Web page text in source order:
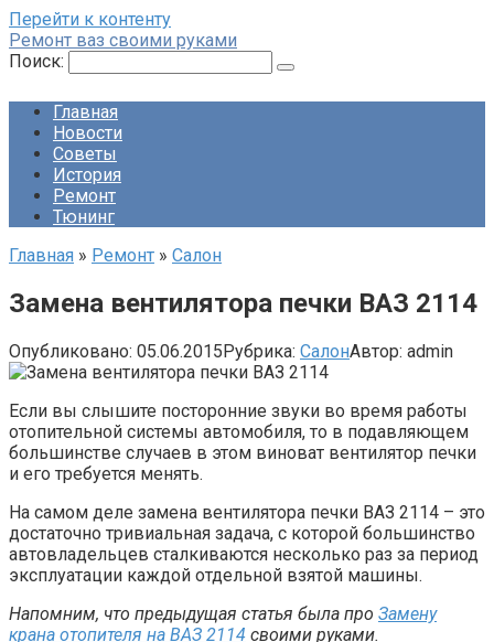
Перейти к контенту
Ремонт ваз своими руками
Поиск:
Главная
Новости
Советы
История
Ремонт
Тюнинг
Главная » Ремонт » Салон
Замена вентилятора печки ВАЗ 2114
Опубликовано: 05.06.2015Рубрика: СалонАвтор: admin
Если вы слышите посторонние звуки во время работы
отопительной системы автомобиля, то в подавляющем
большинстве случаев в этом виноват вентилятор печки
и его требуется менять.
На самом деле замена вентилятора печки ВАЗ 2114 – это
достаточно тривиальная задача, с которой большинство
автовладельцев сталкиваются несколько раз за период
эксплуатации каждой отдельной взятой машины.
Напомним, что предыдущая статья была про Замену
крана отопителя на ВАЗ 2114 своими руками.